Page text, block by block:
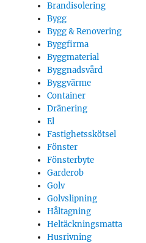
Brandisolering
Bygg
Bygg & Renovering
Byggfirma
Byggmaterial
Byggnadsvård
Byggvärme
Container
Dränering
El
Fastighetsskötsel
Fönster
Fönsterbyte
Garderob
Golv
Golvslipning
Håltagning
Heltäckningsmatta
Husrivning